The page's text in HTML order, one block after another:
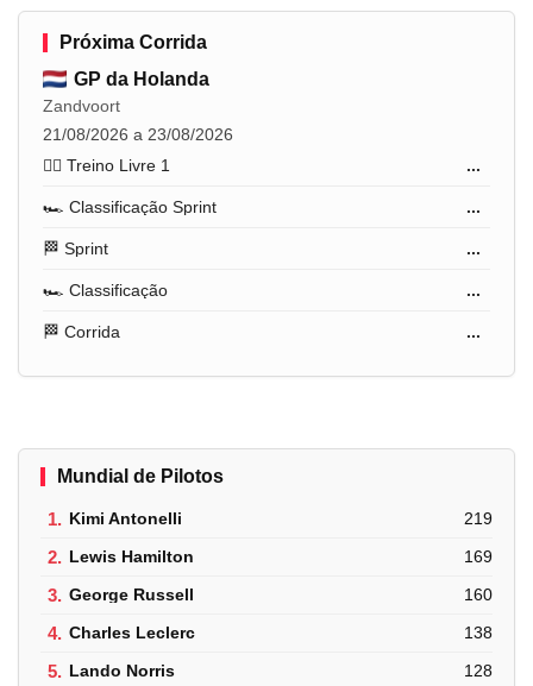
Próxima Corrida
GP da Holanda
Zandvoort
21/08/2026 a 23/08/2026
🏋️‍♂️ Treino Livre 1
...
🏎️ Classificação Sprint ...
🏁 Sprint ...
🏎️ Classificação ...
🏁 Corrida ...
Mundial de Pilotos
1. Kimi Antonelli 219
2. Lewis Hamilton 169
3. George Russell 160
4. Charles Leclerc 138
5. Lando Norris 128